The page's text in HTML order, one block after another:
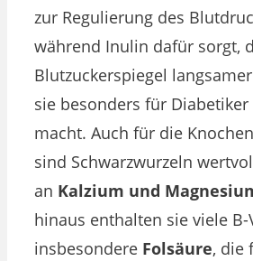
zur Regulierung des
während Inulin dafür sorgt,
Blutzuckerspiegel
sie besonders für
macht. Auch für die
sind Schwarzwurzeln
an Kalzium und
hinaus enthalten sie viele
insbesondere Folsäure, die